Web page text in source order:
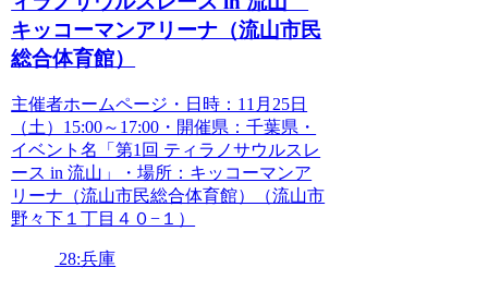
キッコーマンアリーナ（流山市民
総合体育館）
主催者ホームページ・日時：11月25日
（土）15:00～17:00・開催県：千葉県・
イベント名「第1回 ティラノサウルスレ
ース in 流山」・場所：キッコーマンア
リーナ（流山市民総合体育館）（流山市
野々下１丁目４０−１）
28:兵庫